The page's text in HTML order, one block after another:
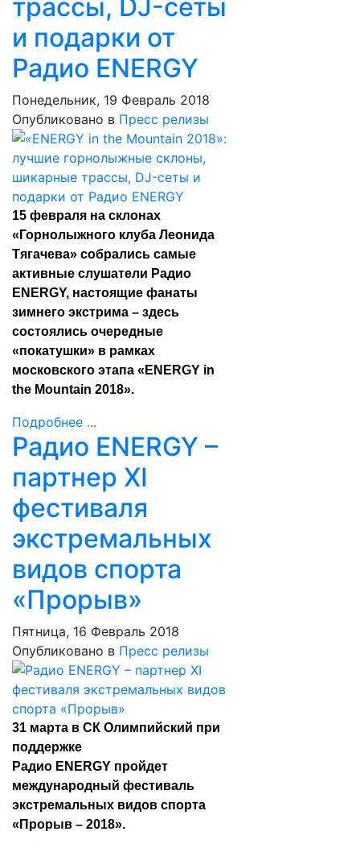
трассы, DJ-сеты
и подарки от
Радио ENERGY
Понедельник, 19 Февраль 2018
Опубликовано в Пресс релизы
15 февраля на склонах
«Горнолыжного клуба Леонида
Тягачева» собрались самые
активные слушатели Радио
ENERGY, настоящие фанаты
зимнего экстрима – здесь
состоялись очередные
«покатушки» в рамках
московского этапа «ENERGY in
the Mountain 2018».
Подробнее ...
Радио ENERGY –
партнер XI
фестиваля
экстремальных
видов спорта
«Прорыв»
Пятница, 16 Февраль 2018
Опубликовано в Пресс релизы
31 марта в СК Олимпийский при
поддержке
Радио ENERGY пройдет
международный фестиваль
экстремальных видов спорта
«Прорыв – 2018».